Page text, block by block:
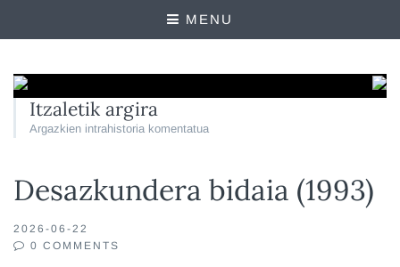
MENU
Itzaletik argira
Argazkien intrahistoria komentatua
Desazkundera bidaia (1993)
2026-06-22
0 COMMENTS